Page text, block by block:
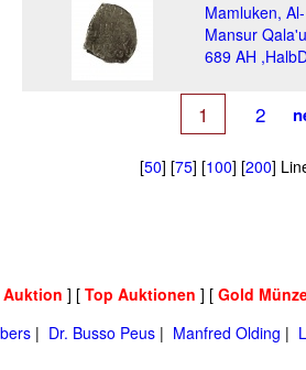
Mamluken, Al-
Mansur
689 AH
1 2
[50] [75] [100] [200]
] [ Top Auktionen ] [ Gold
| Dr. Busso Peus | Manfred Olding |